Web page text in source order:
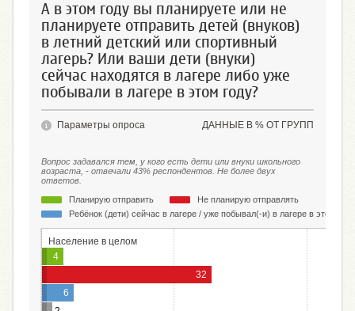
А в этом году вы планируете или не
планируете отправить детей (внуков)
в летний детский или спортивный
лагерь? Или ваши дети (внуки)
сейчас находятся в лагере либо уже
побывали в лагере в этом году?
ДАННЫЕ В % ОТ ГРУПП
Параметры опроса
Вопрос задавался тем, у кого есть дети или внуки школьного
возраста, - отвечали 43% респондентов. Не более двух
ответов.
Планирую отправить
Не планирую отправлять
Ребёнок (дети) сейчас в лагере / уже побывал(-и) в лагере в этом году
Население в целом
4
32
6